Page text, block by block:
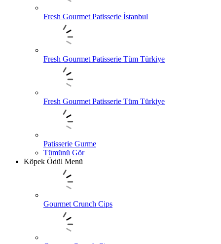
Fresh Gourmet Patisserie İstanbul
Fresh Gourmet Patisserie Tüm Türkiye
Fresh Gourmet Patisserie Tüm Türkiye
Patisserie Gurme
Tümünü Gör
Köpek Ödül Menü
Gourmet Crunch Cips